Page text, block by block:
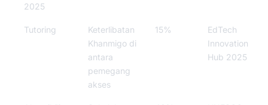
2025
Tutoring
Keterlibatan
Khanmigo di
antara
pemegang
akses
15%
EdTech
Innovation
Hub 2025